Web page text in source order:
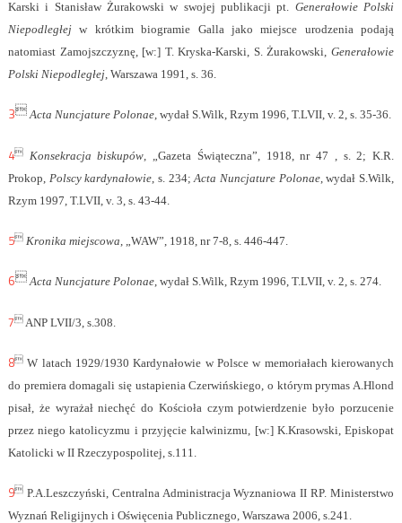
Karski i Stanisław Żurakowski w swojej publikacji pt. Generałowie Polski
Niepodległejw krótkim biogramie Galla jako miejsce urodzenia podają
natomiast Zamojszczyznę, [w:] T. Kryska-Karski, S. Żurakowski,Generałowie
Polski Niepodległej, Warszawa 1991, s. 36.
3 Acta Nuncjature Polonae, wydał S.Wilk, Rzym 1996, T.LVII, v. 2, s. 35-36.
4 Konsekracja biskupów, „Gazeta Świąteczna”, 1918, nr 47 , s. 2; K.R.
Prokop, Polscy kardynałowie, s. 234;Acta Nuncjature Polonae, wydał S.Wilk,
Rzym 1997, T.LVII, v. 3, s. 43-44.
5 Kronika miejscowa, „WAW”, 1918, nr 7-8, s. 446-447.
6 Acta Nuncjature Polonae, wydał S.Wilk, Rzym 1996, T.LVII, v. 2, s. 274.
7ANP LVII/3, s.308.
8W latach 1929/1930 Kardynałowie w Polsce w memoriałach kierowanych
do premiera domagali się ustapienia Czerwińskiego, o którym prymas A.Hlond
pisał, że wyrażał niechęć do Kościoła czym potwierdzenie było porzucenie
przez niego katolicyzmu i przyjęcie kalwinizmu, [w:] K.Krasowski, Episkopat
Katolicki w II Rzeczypospolitej, s.111.
9P.A.Leszczyński, Centralna Administracja Wyznaniowa II RP. Ministerstwo
Wyznań Religijnych i Oświęcenia Publicznego, Warszawa 2006, s.241.